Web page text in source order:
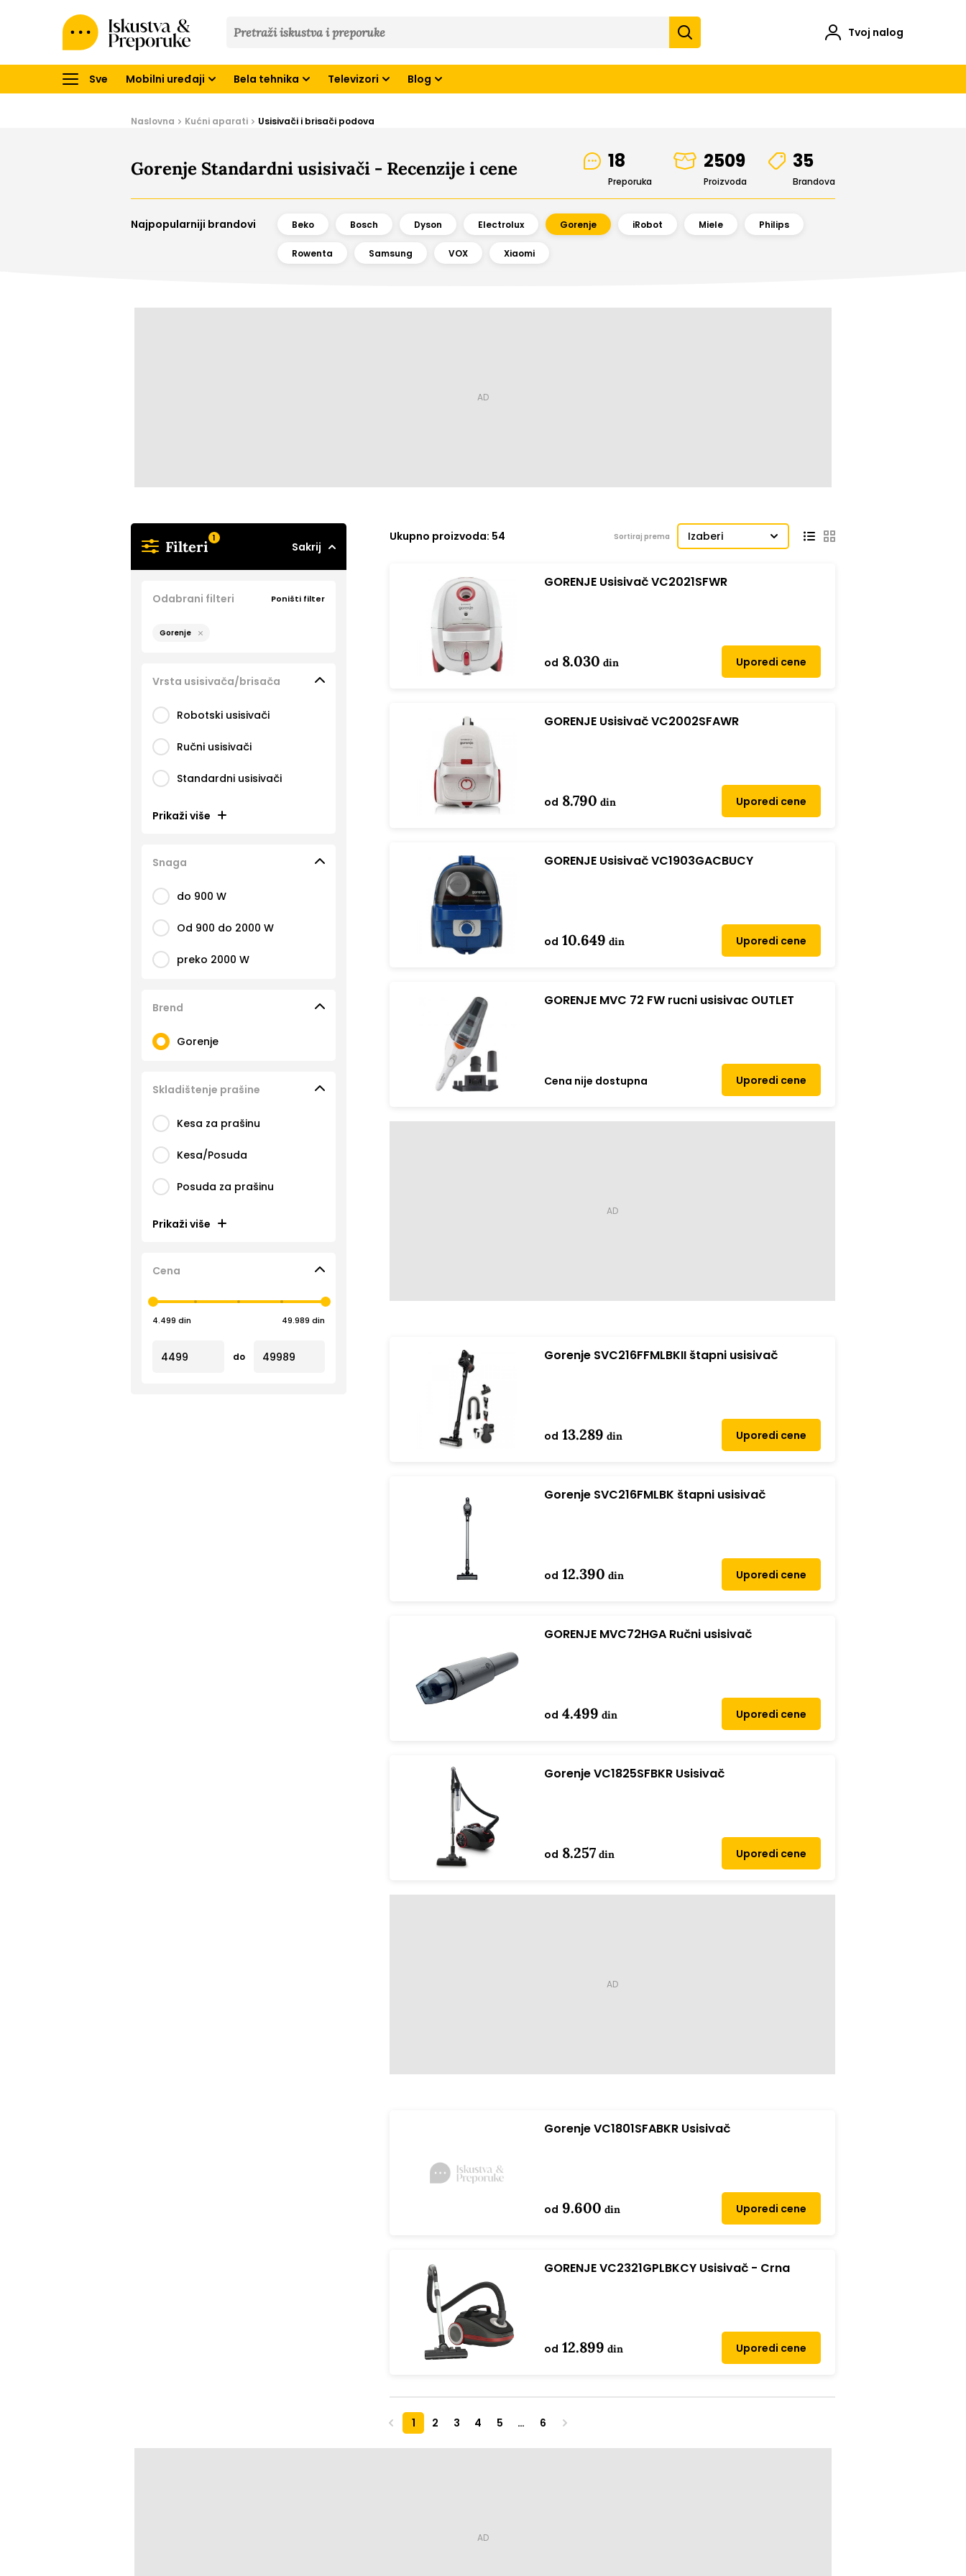
&
Tvoj nalog
Sve Mobilni uređaji Bela tehnika Televizori Blog
Naslovna Kućni aparati Usisivači i brisači podova
Gorenje Standardni usisivači - Recenzije i cene 18
Preporuka
2509
Proizvoda
35
Brandova
Najpopularniji brandovi Beko Bosch Dyson Electrolux Gorenje iRobot Miele Philips
Rowenta Samsung VOX Xiaomi
Filteri 1
Sakrij
Vrsta usisivača/brisača
Robotski usisivači
Ručni usisivači
Standardni usisivači
Prikaži više
Snaga
do 900 W
Od 900 do 2000 W
preko 2000 W
Brend
Gorenje
Skladištenje prašine
Kesa za prašinu
Kesa/Posuda
Posuda za prašinu
Prikaži više
Cena
4.499 din 49.989 din
do
Odabrani filteri Poništi filter
Gorenje
Ukupno proizvoda: 54 Sortiraj prema Izaberi
GORENJE Usisivač VC2021SFWR
od 8.030 din Uporedi cene
GORENJE Usisivač VC2002SFAWR
od 8.790 din Uporedi cene
GORENJE Usisivač VC1903GACBUCY
od 10.649 din Uporedi cene
GORENJE MVC 72 FW rucni usisivac OUTLET
Cena nije dostupna Uporedi cene
Gorenje SVC216FFMLBKII štapni usisivač
od 13.289 din Uporedi cene
Gorenje SVC216FMLBK štapni usisivač
od 12.390 din Uporedi cene
GORENJE MVC72HGA Ručni usisivač
od 4.499 din Uporedi cene
Gorenje VC1825SFBKR Usisivač
od 8.257 din Uporedi cene
Gorenje VC1801SFABKR Usisivač
od 9.600 din Uporedi cene
GORENJE VC2321GPLBKCY Usisivač - Crna
od 12.899 din Uporedi cene
1 2 3 4 5 … 6